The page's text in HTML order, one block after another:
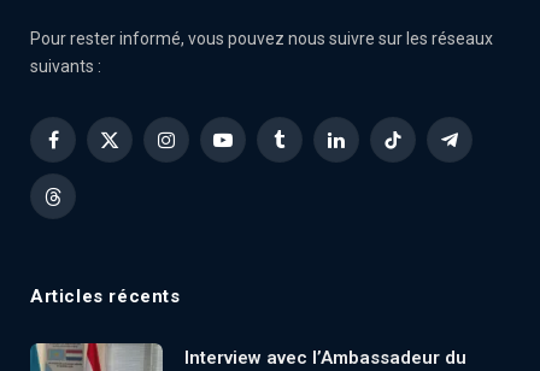
Pour rester informé, vous pouvez nous suivre sur les réseaux
suivants :
Facebook
X
InstagramYouTubeTumblrLinkedInTikTok Telegram
Threads
Articles récents
Interview avec l’Ambassadeur du